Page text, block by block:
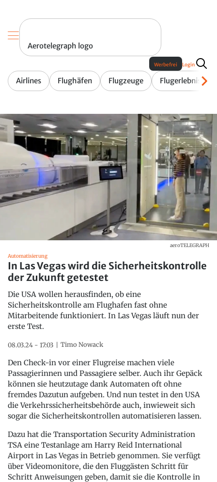
Aerotelegraph logo
Airlines Flughäfen Flugzeuge Flugerlebnis
Werbefrei Login
aeroTELEGRAPH
Automatisierung
In Las Vegas wird die Sicherheitskontrolle
der Zukunft getestet
Die USA wollen herausfinden, ob eine
Sicherheitskontrolle am Flughafen fast ohne
Mitarbeitende funktioniert. In Las Vegas läuft nun der
erste Test.
08.03.24 - 17:03 Timo Nowack
Den Check-in vor einer Flugreise machen viele
Passagierinnen und Passagiere selber. Auch ihr Gepäck
können sie heutzutage dank Automaten oft ohne
fremdes Dazutun aufgeben. Und nun testet in den USA
die Verkehrssicherheitsbehörde auch, inwieweit sich
sogar die Sicherheitskontrollen automatisieren lassen.
Dazu hat die Transportation Security Administration
TSA eine Testanlage am Harry Reid International
Airport in Las Vegas in Betrieb genommen. Sie verfügt
über Videomonitore, die den Fluggästen Schritt für
Schritt Anweisungen geben, damit sie die Kontrolle in